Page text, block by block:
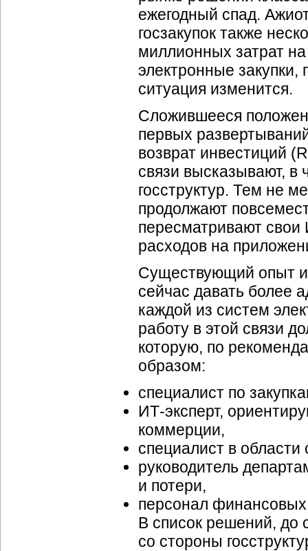
ежегодный спад.
госзакупок также
миллионных затрат
электронные
ситуация изменится.
Сложившееся
первых
возврат инвестиций
связи высказывают, в
госструктур. Тем не
продолжают
пересматривают свои
расходов на
Существующий опыт
сейчас давать более
каждой из систем
работу в этой связи
которую, по
образом:
специалист по
ИТ-эксперт,
коммерции,
специалист в
руководитель
и потери,
персонал
В список решений, до
со стороны